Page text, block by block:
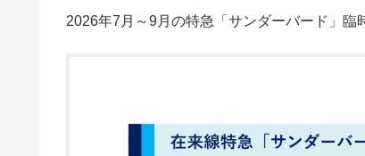
2026年7月～9月の特急「サンダーバード」臨